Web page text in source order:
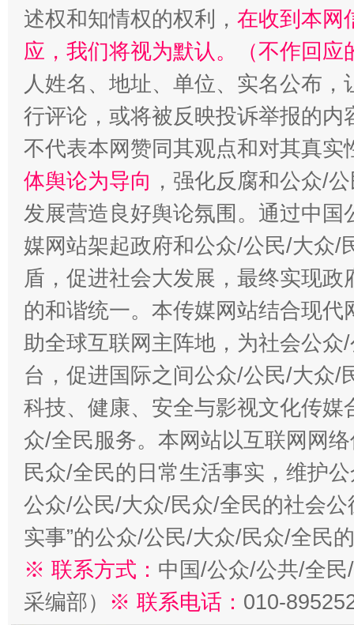
“蜀中异人”王建安的艺术幻境
述权和知情权的权利， 在收到本网
应，我们将视为默认。（不作回应
人姓名、地址、单位、实名公布
行评论，或将被反映投诉举报的
不代表本网赞同其观点和对其真实
体舆论为导向 ，强化反腐和公众/
发展营造良好舆论氛围。通过中
媒网站架起政府和公众/公民/大众/
盾，促进社会大发展，最终实现
的和谐统一。本传媒网站结合现
助全球互联网主阵地，为社会公
台，促进国际之间公众/公民/大众/
科技、健康、安全与影视文化传
众/全民服务。本网站以互联网网
民众/全民的日常生活事实，维护
公众/公民/大众/民众/全民的社会公
实事”的公众/公民/大众/民众/全民
※ 联系方式： 中国/公众/公共/全
采编部） ※ 联系电话： 010-